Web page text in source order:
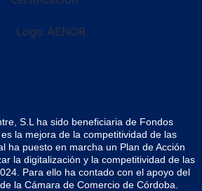
S.L ha sido beneficiaria de Fondos
la mejora de la competitividad de las
ha puesto en marcha un Plan de Acción
la digitalización y la competitividad de las
Para ello ha contado con el apoyo del
la Cámara de Comercio de Córdoba.